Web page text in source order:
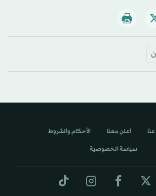
اعلن معنا الأحكام والشروط
سياسة الخصوصية